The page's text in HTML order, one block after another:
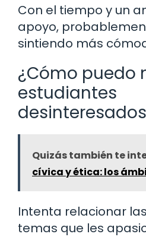
Con el tiempo y un
apoyo,
sintiendo más
¿Cómo puedo
estudiantes
Quizás también te
cívica y ética: los
Intenta relacionar
temas que les